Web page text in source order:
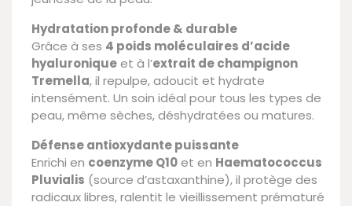
Hydratation profonde & durable
Grâce à ses 4 poids moléculaires d’acide
hyaluroniqueet à l’extrait de champignon
Tremella, il repulpe, adoucit et hydrate
intensément. Un soin idéal pour tous les types de
peau, même sèches, déshydratées ou matures.
Défense antioxydante puissante
Enrichi en coenzyme Q10et en Haematococcus
Pluvialis (source d’astaxanthine), il protège des
radicaux libres, ralentit le vieillissement prématuré